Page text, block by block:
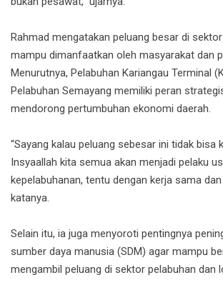
Rahmad mengatakan peluang besar di
mampu dimanfaatkan oleh masyarakat dan
Menurutnya, Pelabuhan Kariangau Terminal
Pelabuhan Semayang memiliki peran
mendorong pertumbuhan ekonomi daerah.
“Sayang kalau peluang sebesar ini tidak bisa
Insyaallah kita semua akan menjadi pelaku
kepelabuhanan, tentu dengan kerja sama dan
katanya.
Selain itu, ia juga menyoroti pentingnya
sumber daya manusia (SDM) agar mampu
mengambil peluang di sektor pelabuhan dan